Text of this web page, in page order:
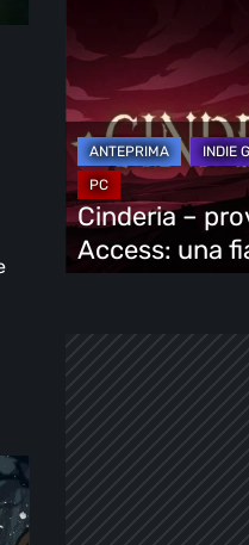
l’Early
Access:
una
fiaba
oscura
Cinderia –
Access: una